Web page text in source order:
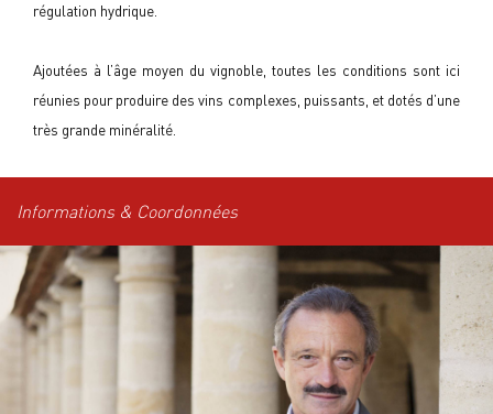
régulation hydrique.
Ajoutées à l’âge moyen du vignoble, toutes les conditions sont ici
réunies pour produire des vins complexes, puissants, et dotés d’une
très grande minéralité.
Informations & Coordonnées